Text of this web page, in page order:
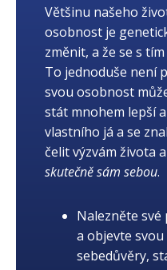
Většinu našeho
osobnost je
změnit, a že se s
To jednoduše není
svou osobnost
stát mnohem lepší
vlastního já a se
čelit výzvám života
skutečně sám sebou.
Nalezněte
a objevte
sebedůvěry,